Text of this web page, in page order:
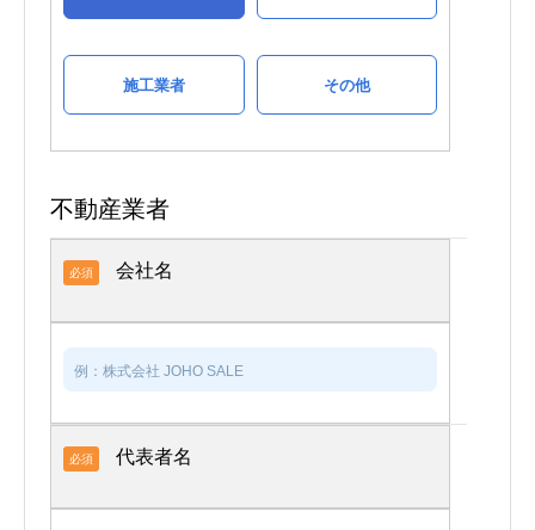
施工業者 その他
不動産業者
必須 会社名
必須 代表者名